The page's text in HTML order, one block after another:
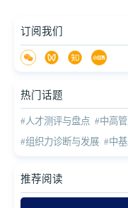
订阅我们
热门话题
#人才测评与盘点 #中高
#组织力诊断与发展 #中
推荐阅读